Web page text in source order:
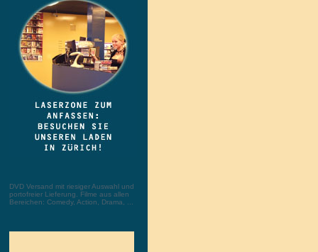
DVD Versand mit riesiger Auswahl und
portofreier Lieferung. Filme aus allen
Bereichen: Comedy, Action, Drama, ...